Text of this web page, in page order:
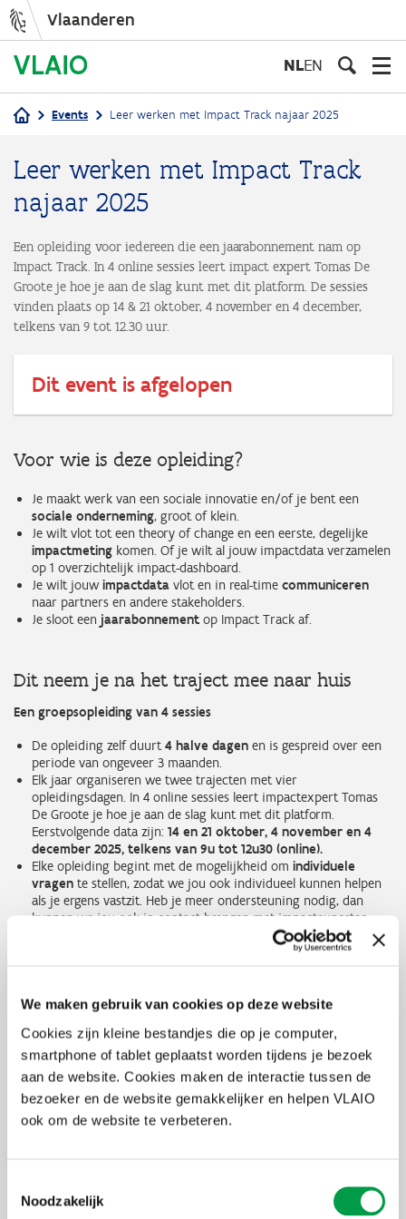
We maken gebruik van cookies op deze website
Cookies zijn kleine bestandjes die op je computer,
smartphone of tablet geplaatst worden tijdens je bezoek
aan de website. Cookies maken de interactie tussen de
bezoeker en de website gemakkelijker en helpen VLAIO
ook om de website te verbeteren.
Noodzakelijk
inhoud
Vlaanderen
NLEN
Events Leer werken met Impact Track najaar 2025
Leer werken met Impact Track
najaar 2025
Een opleiding voor iedereen die een jaarabonnement nam op
Impact Track. In 4 online sessies leert impact expert Tomas De
Groote je hoe je aan de slag kunt met dit platform. De sessies
vinden plaats op 14 & 21 oktober, 4 november en 4 december,
telkens van 9 tot 12.30 uur.
Dit event is afgelopen
Voor wie is deze opleiding?
Je maakt werk van een sociale innovatie en/of je bent een
sociale onderneming, groot of klein.
Je wilt vlot tot een theory of change en een eerste, degelijke
impactmeting komen. Of je wilt al jouw impactdata verzamelen
op 1 overzichtelijk impact-dashboard.
Je wilt jouw impactdata vlot en in real-time communiceren
naar partners en andere stakeholders.
Je sloot een jaarabonnement op Impact Track af.
Dit neem je na het traject mee naar huis
Een groepsopleiding van 4 sessies
De opleiding zelf duurt4 halve dagen en is gespreid over een
periode van ongeveer 3 maanden.
Elk jaar organiseren we twee trajecten met vier
opleidingsdagen. In 4 online sessies leert impactexpert Tomas
De Groote je hoe je aan de slag kunt met dit platform.
Eerstvolgende data zijn: 14 en 21 oktober, 4 november en 4
december 2025, telkens van 9u tot 12u30 (online).
Elke opleiding begint met de mogelijkheid om individuele
vragen te stellen, zodat we jou ook individueel kunnen helpen
als je ergens vastzit. Heb je meer ondersteuning nodig, dan
kunnen we jou ook in contact brengen met impactexperten,
. Je kan meteen verschillende
snel de informatie geeft die je nodig hebt over de belangrijkste
topics rond impactgericht meten, communiceren en management.
Het handboek geeft ook informatie en instructies over het gebruik
van de tool.
Jaarabonnement: Last but not least: je mag de Impact Track-tool
Praktisch